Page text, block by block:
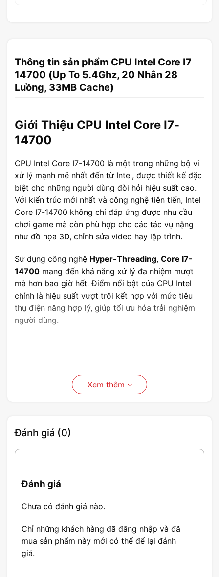
Thông tin sản phẩm CPU Intel Core I7
14700 (Up To 5.4Ghz, 20 Nhân 28
Luồng, 33MB Cache)
Giới Thiệu CPU Intel Core I7-
14700
CPU Intel Core I7-14700 là một trong những bộ vi
xử lý mạnh mẽ nhất đến từ Intel, được thiết kế đặc
biệt cho những người dùng đòi hỏi hiệu suất cao.
Với kiến trúc mới nhất và công nghệ tiên tiến, Intel
Core I7-14700 không chỉ đáp ứng được nhu cầu
chơi game mà còn phù hợp cho các tác vụ nặng
như đồ họa 3D, chỉnh sửa video hay lập trình.
Sử dụng công nghệ Hyper-Threading, Core I7-
14700 mang đến khả năng xử lý đa nhiệm mượt
mà hơn bao giờ hết. Điểm nổi bật của CPU Intel
chính là hiệu suất vượt trội kết hợp với mức tiêu
thụ điện năng hợp lý, giúp tối ưu hóa trải nghiệm
người dùng.
Thông Số CPU Intel Core I7-
14700
Xem thêm
Đánh giá (0)
Đánh giá
Chưa có đánh giá nào.
Chỉ những khách hàng đã đăng nhập và đã
mua sản phẩm này mới có thể để lại đánh
giá.